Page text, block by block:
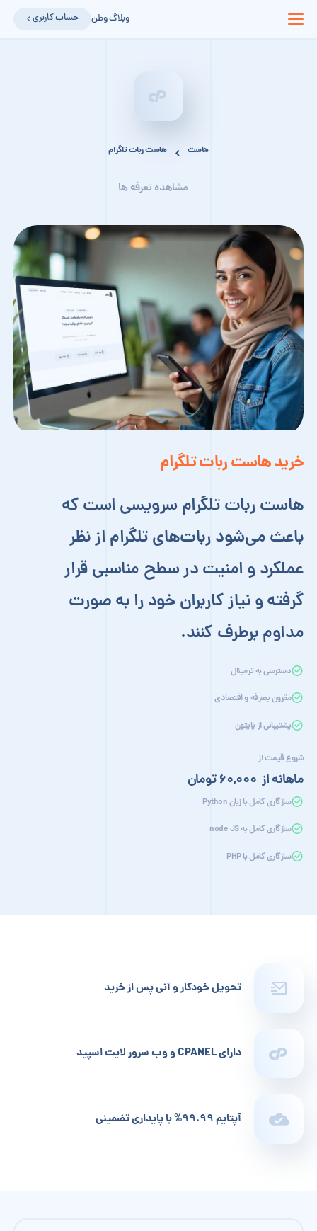
وبلاگ وطن حساب کاربری
هاست هاست ربات تلگرام
مشاهده تعرفه ها
خرید هاست ربات تلگرام
هاست ربات تلگرام سرویسی است که
باعث می‌شود ربات‌های تلگرام از نظر
عملکرد و امنیت در سطح مناسبی قرار
گرفته و نیاز کاربران خود را به صورت
مداوم برطرف کنند.
دسترسی به ترمینال
مقرون بصرفه و اقتصادی
پشتیبانی از پایتون
شروع قیمت از
ماهانه از 60,000 تومان
سازگاری کامل با زبان Python
سازگاری کامل به node JS
سازگاری کامل با PHP
تحویل خودکار و آنی پس از خرید
دارای CPANEL و وب سرور لایت اسپید
آپتایم 99.99% با پایداری تضمینی